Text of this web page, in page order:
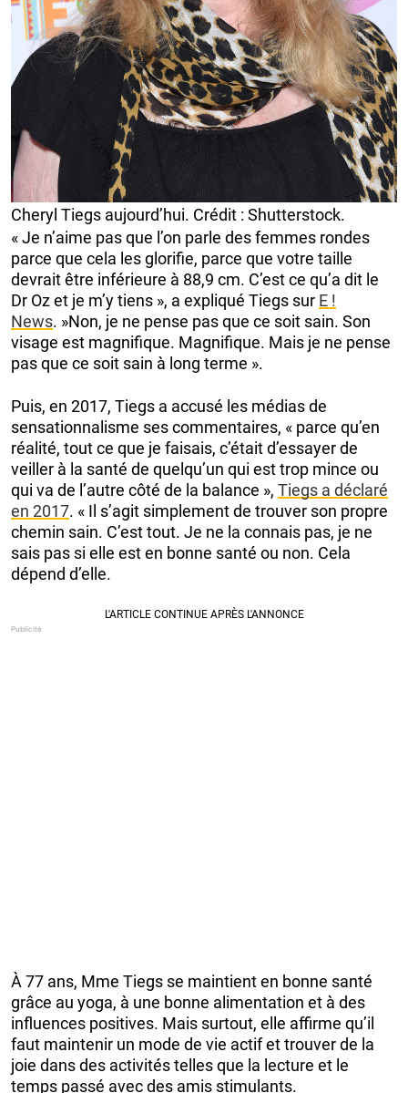
Cheryl Tiegs aujourd’hui. Crédit : Shutterstock.
« Je n’aime pas que l’on parle des femmes rondes
parce que cela les glorifie, parce que votre taille
devrait être inférieure à 88,9 cm. C’est ce qu’a dit le
Dr Oz et je m’y tiens », a expliqué Tiegs sur E !
News. »Non, je ne pense pas que ce soit sain. Son
visage est magnifique. Magnifique. Mais je ne pense
pas que ce soit sain à long terme ».
Puis, en 2017, Tiegs a accusé les médias de
sensationnalisme ses commentaires, « parce qu’en
réalité, tout ce que je faisais, c’était d’essayer de
veiller à la santé de quelqu’un qui est trop mince ou
qui va de l’autre côté de la balance », Tiegs a déclaré
en 2017. « Il s’agit simplement de trouver son propre
chemin sain. C’est tout. Je ne la connais pas, je ne
sais pas si elle est en bonne santé ou non. Cela
dépend d’elle.
À 77 ans, Mme Tiegs se maintient en bonne santé
grâce au yoga, à une bonne alimentation et à des
influences positives. Mais surtout, elle affirme qu’il
faut maintenir un mode de vie actif et trouver de la
joie dans des activités telles que la lecture et le
temps passé avec des amis stimulants.